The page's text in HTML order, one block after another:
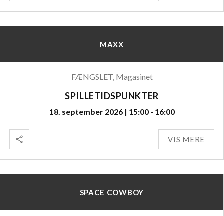
MAXX
FÆNGSLET, Magasinet
SPILLETIDSPUNKTER
18. september 2026 | 15:00 - 16:00
VIS MERE
SPACE COWBOY